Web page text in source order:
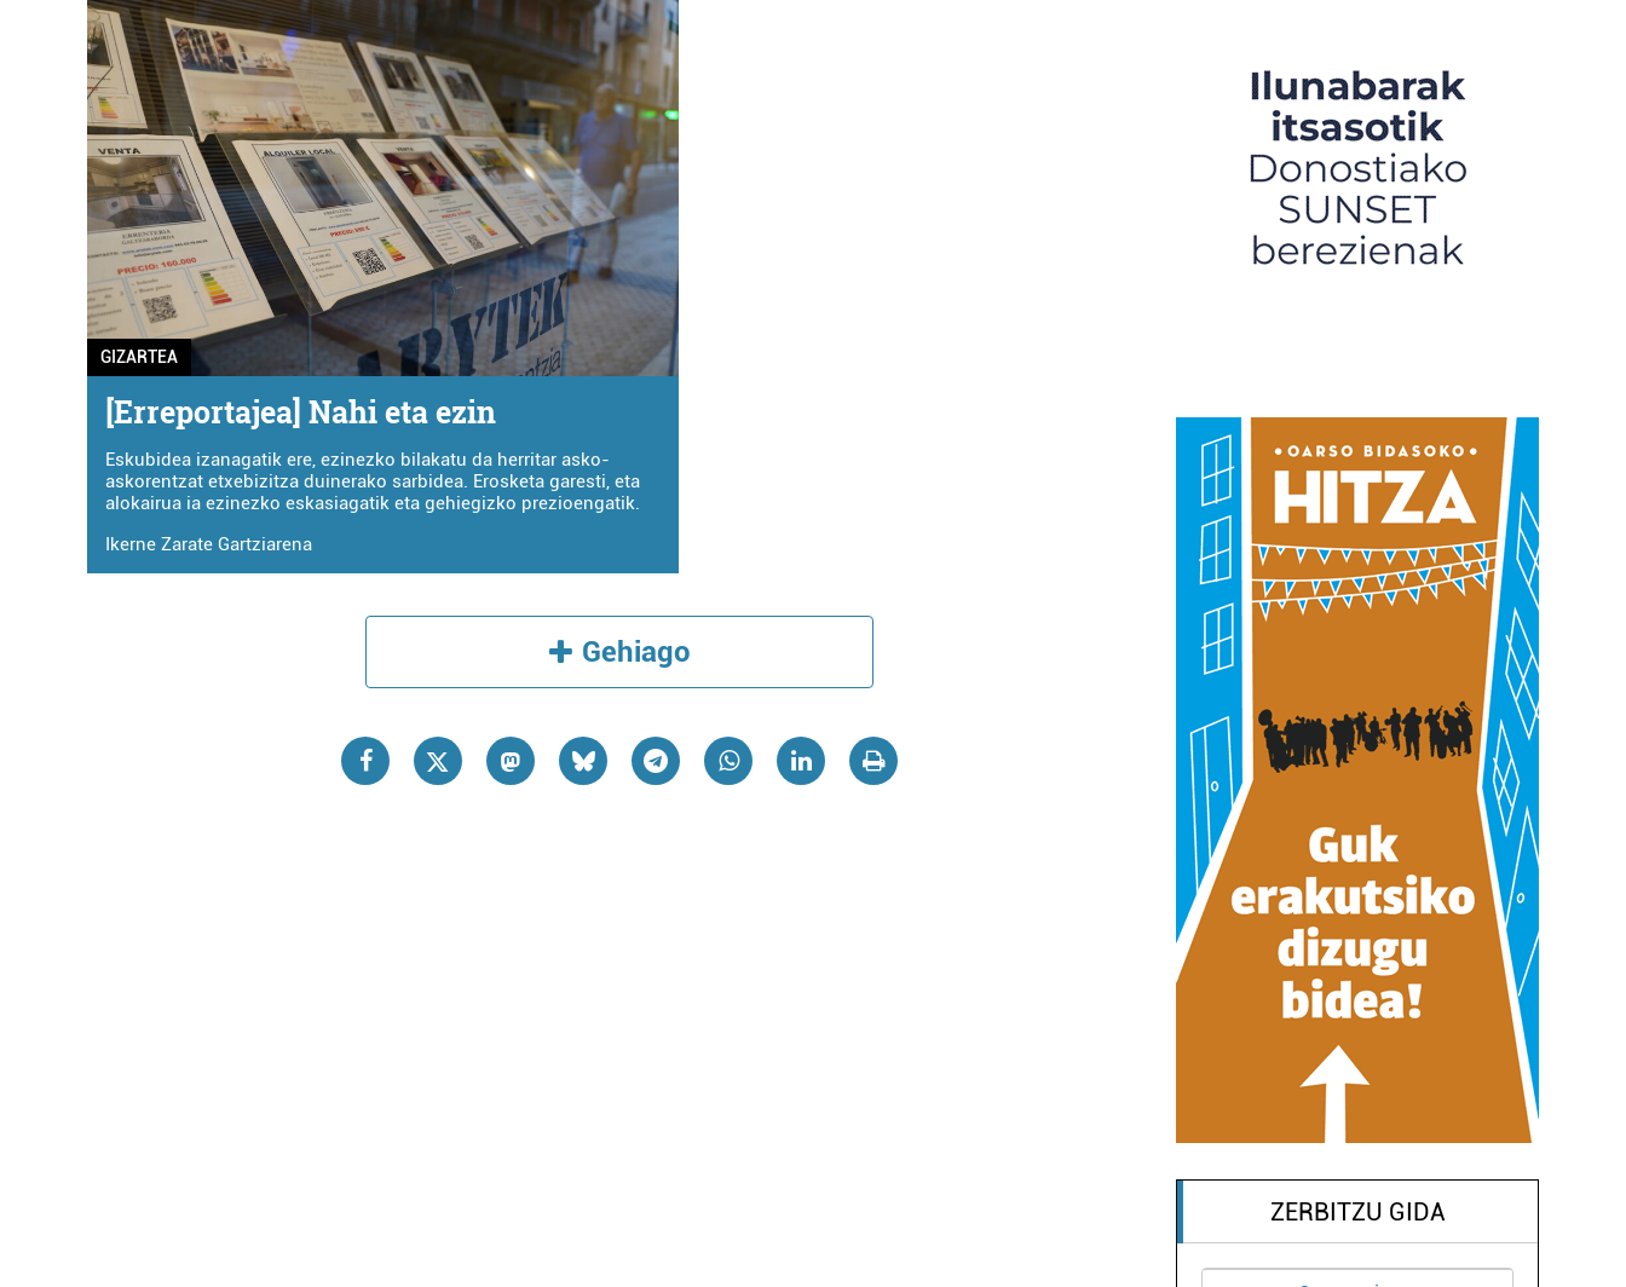
GIZARTEA
[Erreportajea] Nahi eta ezin
Eskubidea izanagatik ere, ezinezko bilakatu da herritar asko-
askorentzat etxebizitza duinerako sarbidea. Erosketa garesti, eta
alokairua ia ezinezko eskasiagatik eta gehiegizko prezioengatik.
Ikerne Zarate Gartziarena
Gehiago
ZERBITZU GIDA